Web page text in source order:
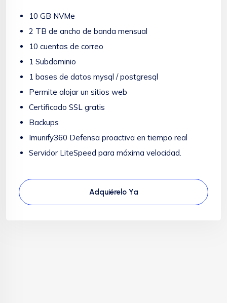
10 GB NVMe
2 TB de ancho de banda mensual
10 cuentas de correo
1 Subdominio
1 bases de datos mysql / postgresql
Permite alojar un sitios web
Certificado SSL gratis
Backups
Imunify360 Defensa proactiva en tiempo real
Servidor LiteSpeed para máxima velocidad.
Adquiérelo Ya